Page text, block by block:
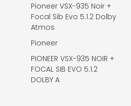
Pioneer VSX-935 Noir +
Focal Sib Evo 5.1.2 Dolby
Atmos
Pioneer
PIONEER VSX-935 NOIR +
FOCAL SIB EVO 5.1.2
DOLBY A